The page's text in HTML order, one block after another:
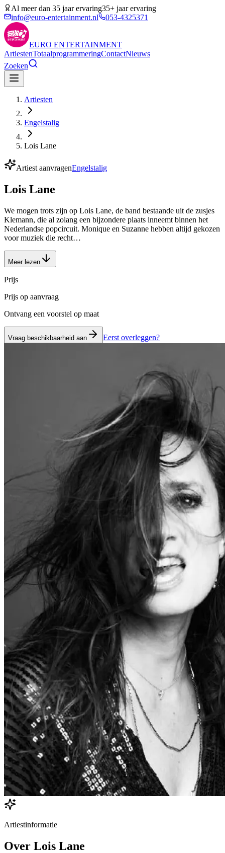
Al meer dan 35 jaar ervaring35+ jaar ervaring
info@euro-entertainment.nl
053-4325371
EURO ENTERTAINMENT
ArtiestenTotaalprogrammeringContactNieuws
Zoeken
Artiesten
Engelstalig
Lois Lane
Artiest aanvragenEngelstalig
Lois Lane
We mogen trots zijn op Lois Lane, de band bestaande uit de zusjes
Klemann, die al zolang een bijzondere plaats inneemt binnen het
Nederlandse popcircuit. Monique en Suzanne hebben altijd gekozen
voor muziek die recht…
Meer lezen
Prijs
Prijs op aanvraag
Ontvang een voorstel op maat
Vraag beschikbaarheid aan Eerst overleggen?
Artiestinformatie
Over Lois Lane